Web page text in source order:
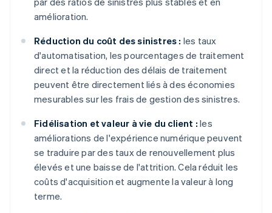
amélioration.
Réduction du coût des sinistres : les taux
d'automatisation, les pourcentages de traitement
direct et la réduction des délais de traitement
peuvent être directement liés à des économies
mesurables sur les frais de gestion des sinistres.
Fidélisation et valeur à vie du client : les
améliorations de l'expérience numérique peuvent
se traduire par des taux de renouvellement plus
élevés et une baisse de l'attrition. Cela réduit les
coûts d'acquisition et augmente la valeur à long
terme.